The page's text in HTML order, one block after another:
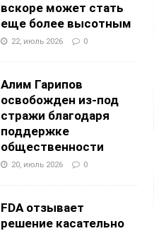
вскоре может стать
еще более высотным
22, июль 2026 0
Алим Гарипов
освобожден из-под
стражи благодаря
поддержке
общественности
20, июль 2026 0
FDA отзывает
решение касательно